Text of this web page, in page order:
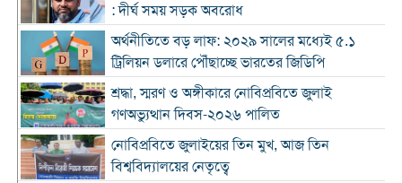
: দীর্ঘ সময় সড়ক অবরোধ
অর্থনীতিতে বড় লাফ: ২০২৯ সালের মধ্যেই ৫.১
ট্রিলিয়ন ডলারে পৌঁছাচ্ছে ভারতের জিডিপি
শ্রদ্ধা, স্মরণ ও অঙ্গীকারে নোবিপ্রবিতে জুলাই
গণঅভ্যুত্থান দিবস-২০২৬ পালিত
নোবিপ্রবিতে জুলাইয়ের তিন মুখ, আজ তিন
বিশ্ববিদ্যালয়ের নেতৃত্বে